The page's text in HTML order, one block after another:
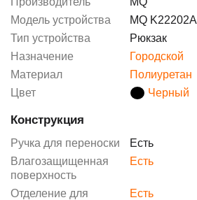
Модель устройства
MQ K22202A
Тип устройства
Рюкзак
Назначение
Городской
Материал
Полиуретан
Цвет
Черный
Конструкция
Ручка для переноски
Есть
Влагозащищенная
поверхность
Есть
Отделение для
Есть